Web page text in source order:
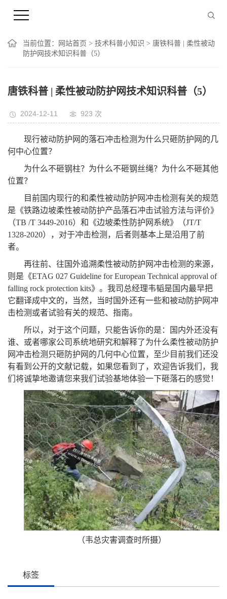
当前位置： 网站首页 > 技术科普小知识 > 唐铁科普 | 柔性被动
防护网技术知识科普（5）
唐铁科普 | 柔性被动防护网技术知识科普（5）
2024-12-11 923 次
现行被动防护网的落石冲击检测为什么只砸防护网的几
何中心位置？
为什么不砸钢柱？为什么不砸钢丝绳？为什么不砸其他
位置？
目前国内现行的和柔性被动防护网冲击检测有关的规范
是《铁路边坡柔性被动防护产品落石冲击试验方法与评价》
（TB /T 3449-2016）和《边坡柔性防护网系统》（JT/T
1328-2020），对于冲击检测，后者则基本上是沿用了前
者。
再往前、往国外追溯柔性被动防护网冲击检测的来源，
则是《ETAG 027 Guideline for European Technical approval of
falling rock protection kits》。我司总经理韦韬是国内最早把
它翻译成中文的，当然，当时国外还有一些和被动防护网冲
击检测或者试验有关的规范、指南。
所以，对于这个问题，只能告诉你的是：国内外还没有
谁、或者哪家公司系统地研究和解释了为什么柔性被动防护
网冲击检测只砸防护网的几何中心位置，至少目前我们还没
有看到公开的文献记载，如果您看到了，欢迎告诉我们，我
们将诚挚地邀请您来我们试验基地体验一下砸落石的感觉！
（韦总灾害调查时所摄）
标签